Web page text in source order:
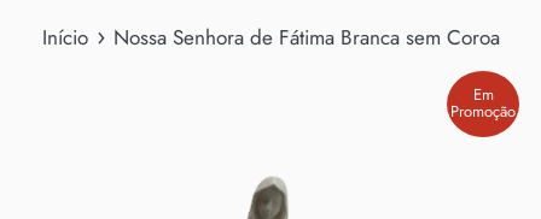
Início › Nossa Senhora de Fátima Branca sem Coroa
Em
Promoção